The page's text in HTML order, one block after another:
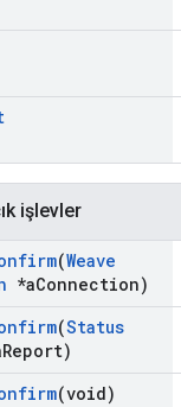
işlevler
(Weave
*aConnection)
(Status
Report)
(void)